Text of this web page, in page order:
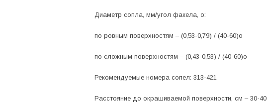
Диаметр сопла, мм/угол факела, о:
по ровным поверхностям – (0,53-0,79) / (40-60)о
по сложным поверхностям – (0,43-0,53) / (40-60)о
Рекомендуемые номера сопел: 313-421
Расстояние до окрашиваемой поверхности, см – 30-40